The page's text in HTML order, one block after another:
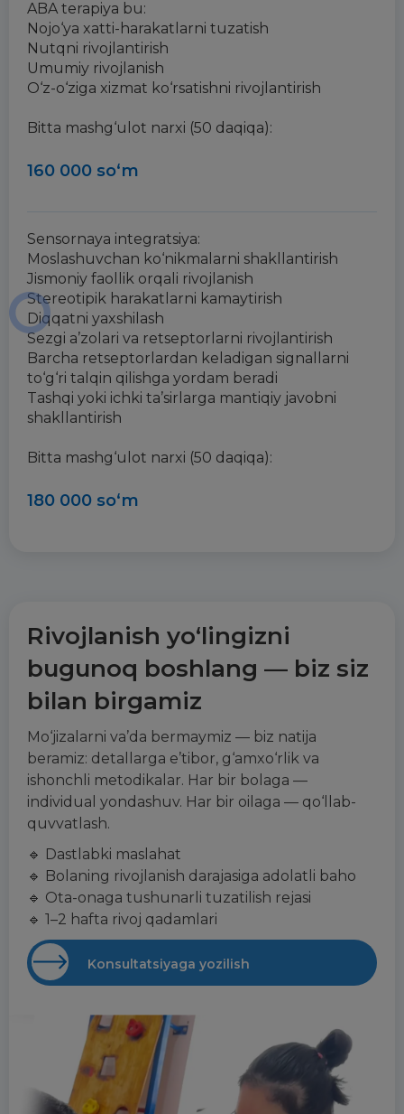
ABA terapiya bu:
Nojo‘ya xatti-harakatlarni tuzatish
Nutqni rivojlantirish
Umumiy rivojlanish
O‘z-o‘ziga xizmat ko‘rsatishni rivojlantirish
Bitta mashg‘ulot narxi (50 daqiqa):
160 000 so‘m
Sensornaya integratsiya:
Moslashuvchan ko‘nikmalarni shakllantirish
Jismoniy faollik orqali rivojlanish
Stereotipik harakatlarni kamaytirish
Diqqatni yaxshilash
Sezgi a’zolari va retseptorlarni rivojlantirish
Barcha retseptorlardan keladigan signallarni
to‘g‘ri talqin qilishga yordam beradi
Tashqi yoki ichki ta’sirlarga mantiqiy javobni
shakllantirish
Bitta mashg‘ulot narxi (50 daqiqa):
180 000 so‘m
Rivojlanish yo‘lingizni
bugunoq boshlang — biz siz
bilan birgamiz
Mo‘jizalarni va’da bermaymiz — biz natija
beramiz: detallarga e’tibor, g‘amxo‘rlik va
ishonchli metodikalar. Har bir bolaga —
individual yondashuv. Har bir oilaga — qo‘llab-
quvvatlash.
🔹 Dastlabki maslahat
🔹 Bolaning rivojlanish darajasiga adolatli baho
🔹 Ota-onaga tushunarli tuzatilish rejasi
🔹 1–2 hafta rivoj qadamlari
Konsultatsiyaga yozilish